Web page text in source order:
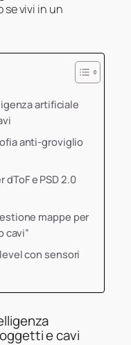
vivi in un
artificiale
anti-groviglio
dToF e PSD 2.0
mappe per
cavi”
con sensori
e cavi